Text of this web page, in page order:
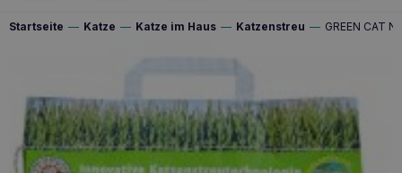
Startseite — Katze — Katze im Haus — Katzenstreu — GREEN CAT